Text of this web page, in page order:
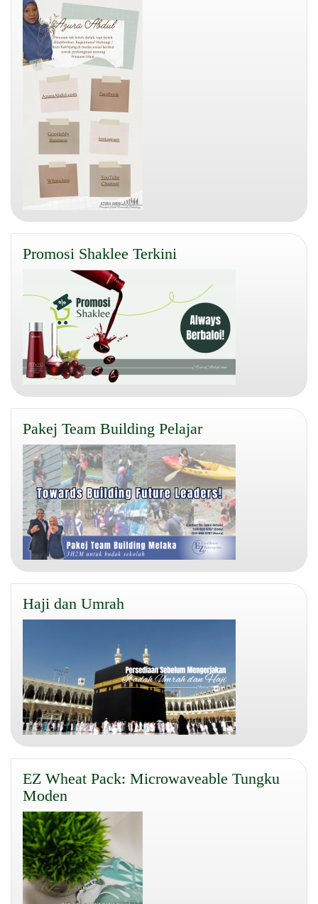
Promosi Shaklee Terkini
Pakej Team Building Pelajar
Haji dan Umrah
EZ Wheat Pack: Microwaveable Tungku
Moden